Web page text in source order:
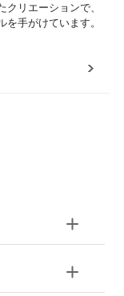
リエーションで、
手がけています。